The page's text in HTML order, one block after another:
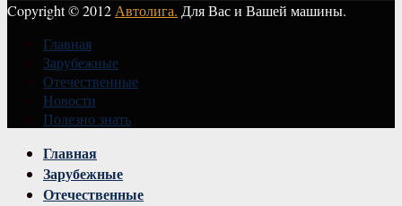
Copyright © 2012Автолига. Для Вас и Вашей машины.
Главная
Зарубежные
Отечественные
Новости
Полезно знать
Главная
Зарубежные
Отечественные